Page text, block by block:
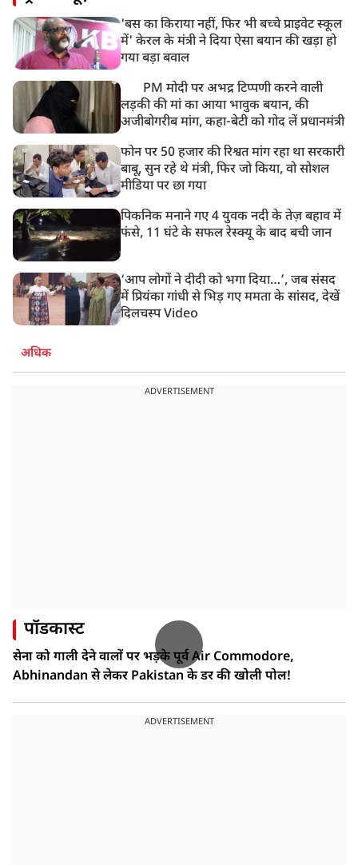
8:50 AM
बसपा के इकलौते विधायक उमाशंकर सिंह का देर रात निधन,
आज बलिया में होगा अंतिम संस्कार
'बस का किराया नहीं, फिर भी बच्चे प्राइवेट स्कूल
में' केरल के मंत्री ने दिया ऐसा बयान की खड़ा हो
गया बड़ा बवाल
PM मोदी पर अभद्र टिप्पणी करने वाली
लड़की की मां का आया भावुक बयान, की
अजीबोगरीब मांग, कहा-बेटी को गोद लें प्रधानमंत्री
फोन पर 50 हजार की रिश्वत मांग रहा था सरकारी
बाबू, सुन रहे थे मंत्री, फिर जो किया, वो सोशल
मीडिया पर छा गया
पिकनिक मनाने गए 4 युवक नदी के तेज़ बहाव में
फंसे, 11 घंटे के सफल रेस्क्यू के बाद बची जान
‘आप लोगों ने दीदी को भगा दिया…’, जब संसद
में प्रियंका गांधी से भिड़ गए ममता के सांसद, देखें
दिलचस्प Video
अधिक
ADVERTISEMENT
पॉडकास्ट
सेना को गाली देने वालों पर भड़के पूर्व Air Commodore,
Abhinandan से लेकर Pakistan के डर की खोली पोल!
ADVERTISEMENT